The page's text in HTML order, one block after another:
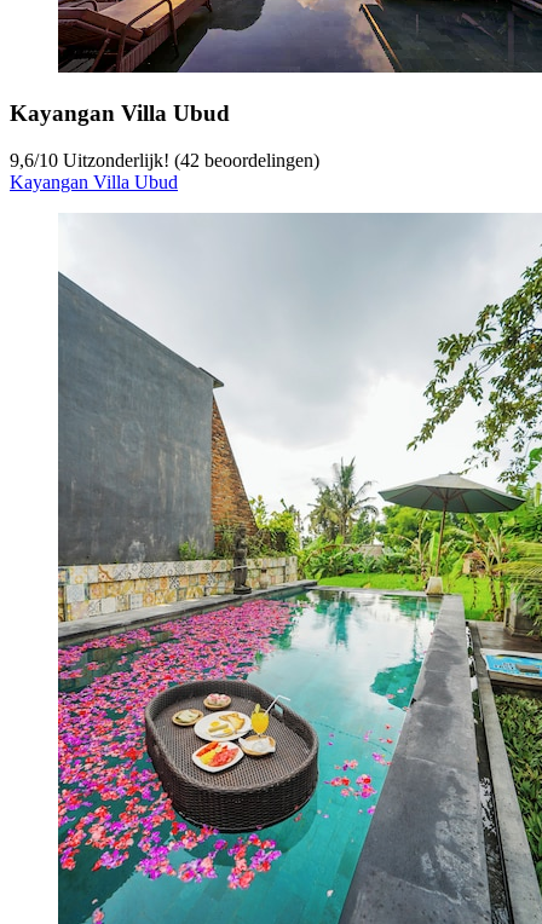
Kayangan Villa Ubud
9,6/10 Uitzonderlijk! (42 beoordelingen)
Kayangan Villa Ubud